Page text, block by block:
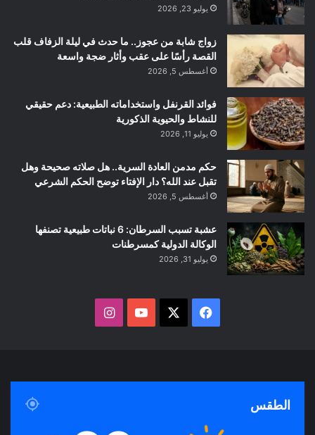
يوليو 23, 2026
زواج شابة من عجوز.. ما حدث في ليلة الزفاف قلب
القصة رأسًا على عقب وأثار ضجة واسعة
أغسطس 5, 2026
فوائد القرنفل واستخداماته الطبيعية: دعم حقيقي
للنشاط والحيوية الذكورية
يوليو 11, 2026
حكم مدمن العادة السرية.. هل صلاته صحيحة وهل
تقبل عند الله؟ دار الإفتاء توضح الحكم الشرعي
أغسطس 5, 2026
عشبة تسبب السرطان: 6 نباتات طبيعية تصنفها
الوكالة الدولية كمسرطنات
يوليو 31, 2026
الطقس